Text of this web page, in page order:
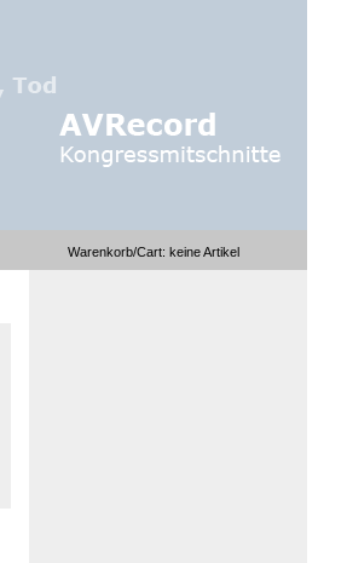
Warenkorb/Cart: keineArtikel